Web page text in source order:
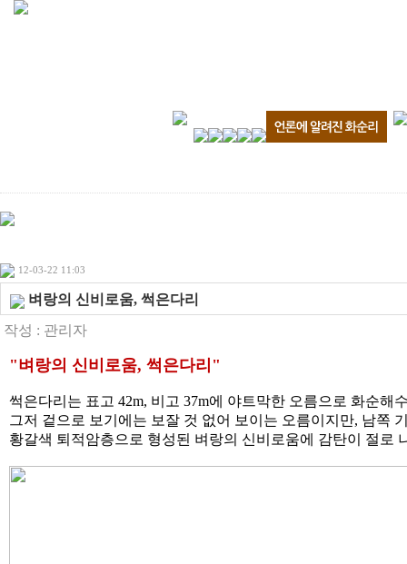
12-03-22 11:03
벼랑의 신비로움, 썩은다리
작성 : 관리자
"벼랑의 신비로움, 썩은다리"
썩은다리는 표고 42m, 비고 37m에 야트막한 오름으로 화순해
그저 겉으로 보기에는 보잘 것 없어 보이는 오름이지만, 남쪽
황갈색 퇴적암층으로 형성된 벼랑의 신비로움에 감탄이 절로